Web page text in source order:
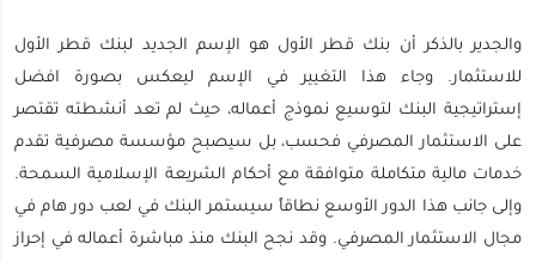
والجدير بالذكر أن بنك قطر الأول هو الإسم الجديد لبنك قطر الأول
للاستثمار. وجاء هذا التغيير في الإسم ليعكس بصورة افضل
إستراتيجية البنك لتوسيع نموذج أعماله، حيث لم تعد أنشطته تقتصر
على الاستثمار المصرفي فحسب، بل سيصبح مؤسسة مصرفية تقدم
خدمات مالية متكاملة متوافقة مع أحكام الشريعة الإسلامية السمحة.
وإلى جانب هذا الدور الأوسع نطاقاً سيستمر البنك في لعب دور هام في
مجال الاستثمار المصرفي. وقد نجح البنك منذ مباشرة أعماله في إحراز